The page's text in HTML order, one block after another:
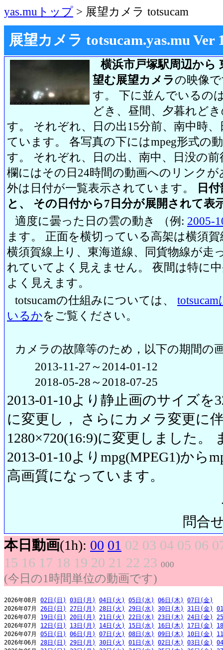
yas.muトップ > 展望カメラ totsucam
展望カメラ totsucam.yas.mu Ver
横浜市戸塚駅周辺から
望む展望カメラの映像
す。 下に並んでいるの
どき、昼間、夕暮れど
す。 それぞれ、日の出15分前、南中時
ています。 各写真の下にはmpeg形式の
す。 それぞれ、日の出、南中、日没の
欄にはその日24時間の動画へのリンク
外は日付が一覧表示されています。
日
と、 その日付から7日分が展開されて表
適度に曇った日の雲の動き （例: 2005-
ます。 正面を横切っている高架は横須
横須賀線上り、東海道線、同貨物線が走
れていてよく見えません。 夜間は特に
よく見えます。
totsucamの仕組みについては、
いるかをご覧ください。
カメラの故障等のため，以下の期間の
2013-11-27～2014-01-12
2018-05-28～2018-07-25
2013-01-10より静止画のサイズを
に変更し， さらにカメラ変更に
1280×720(16:9)に変更しました。
2013-01-10よりmpg(MPEG1)から
高画質になっています。
問合
本日動画(1h): 00 01 02 03 04 05 06
15 16 17 18 19 20 21 22 23 000
(今日の1時間単位の動画です)
2026年08月 02日(日) 03日(月) 04日(火) 05日(水) 06日(木)
07日(金)
2026年07月 26日(日) 27日(月) 28日(火) 29日(水) 30日(木) 31日(金)
2026年07月 19日(日) 20日(月) 21日(火) 22日(水) 23日(木) 24日(金)
2026年07月 12日(日) 13日(月) 14日(火) 15日(水) 16日(木) 17日(金)
2026年07月 05日(日) 06日(月) 07日(火) 08日(水) 09日(木) 10日(金)
2026年06月 28日(日) 29日(月) 30日(火) 01日(水) 02日(木) 03日(金)